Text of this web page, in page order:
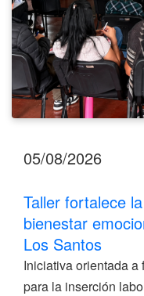
del
INA
Los
Santos
05/08/2026
Taller fortalece
bienestar
Los Santos
Iniciativa orientada a
para la inserción